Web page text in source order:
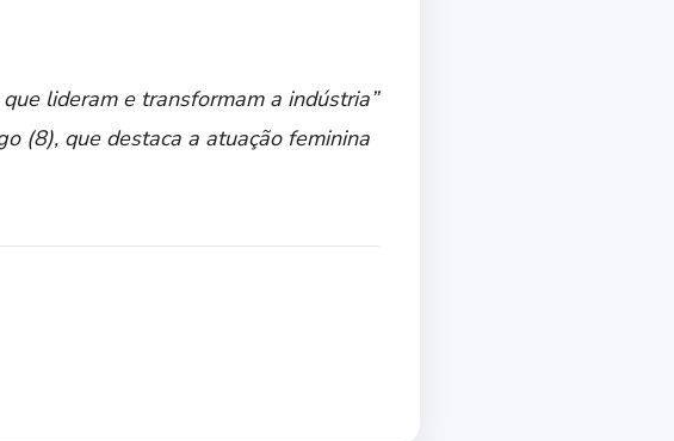
lideram e transformam a indústria”
(8), que destaca a atuação feminina